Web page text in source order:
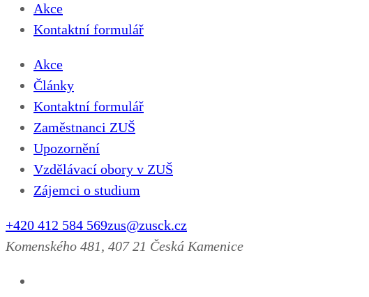
Akce
Kontaktní formulář
Akce
Články
Kontaktní formulář
Zaměstnanci ZUŠ
Upozornění
Vzdělávací obory v ZUŠ
Zájemci o studium
+420 412 584 569zus@zusck.cz
Komenského 481, 407 21 Česká Kamenice